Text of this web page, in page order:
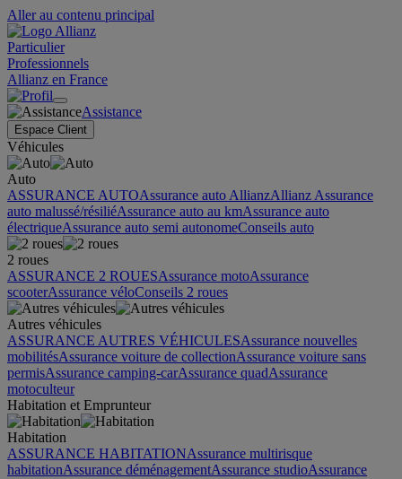
Aller au contenu principal
Particulier
Professionnels
Allianz en France
Assistance
Espace Client
Véhicules
Auto
ASSURANCE AUTOAssurance auto AllianzAllianz Assurance
auto malussé/résiliéAssurance auto au kmAssurance auto
électriqueAssurance auto semi autonomeConseils auto
2 roues
ASSURANCE 2 ROUESAssurance motoAssurance
scooterAssurance véloConseils 2 roues
Autres véhicules
ASSURANCE AUTRES VÉHICULESAssurance nouvelles
mobilitésAssurance voiture de collectionAssurance voiture sans
permisAssurance camping-carAssurance quadAssurance
motoculteur
Habitation et Emprunteur
Habitation
ASSURANCE HABITATIONAssurance multirisque
habitationAssurance déménagementAssurance studioAssurance